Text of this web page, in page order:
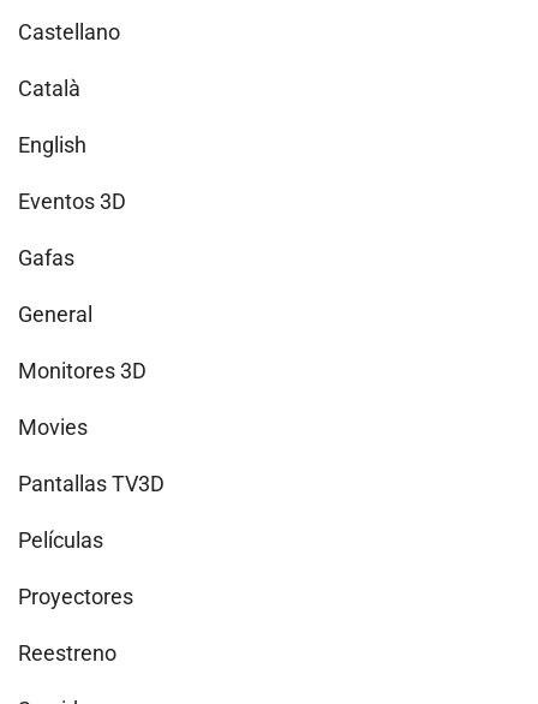
Castellano
Català
English
Eventos 3D
Gafas
General
Monitores 3D
Movies
Pantallas TV3D
Películas
Proyectores
Reestreno